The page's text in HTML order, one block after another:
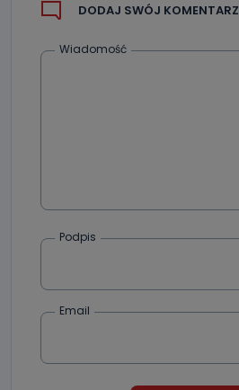
DODAJ SWÓJ KOMENTARZ
Wiadomość
Podpis
Email